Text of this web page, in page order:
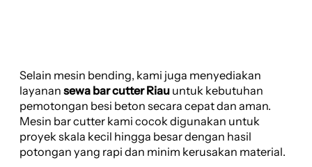
Selain mesin bending, kami juga menyediakan
layanan sewa bar cutter Riau untuk kebutuhan
pemotongan besi beton secara cepat dan aman.
Mesin bar cutter kami cocok digunakan untuk
proyek skala kecil hingga besar dengan hasil
potongan yang rapi dan minim kerusakan material.